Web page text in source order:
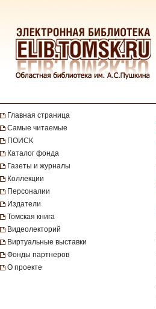
Главная страница
Самые читаемые
ПОИСК
Каталог фонда
Газеты и журналы
Коллекции
Персоналии
Издатели
Томская книга
Видеолекторий
Виртуальные выставки
Фонды партнеров
О проекте